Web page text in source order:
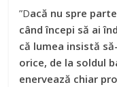
”Dacă nu spre
când începi să ai
că lumea insistă
orice, de la soldul
enervează chiar